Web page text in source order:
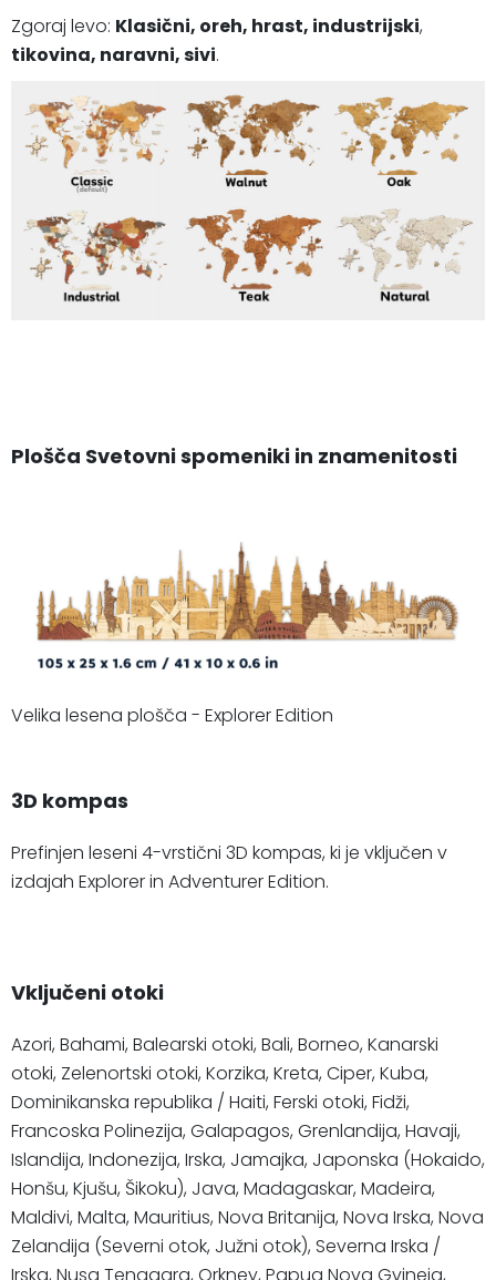
Zgoraj levo: Klasični, oreh, hrast, industrijski,
tikovina, naravni, sivi.
Plošča Svetovni spomeniki in znamenitosti
Velika lesena plošča - Explorer Edition
3D kompas
Prefinjen leseni 4-vrstični 3D kompas, ki je vključen v
izdajah Explorer in Adventurer Edition.
Vključeni otoki
Azori, Bahami, Balearski otoki, Bali, Borneo, Kanarski
otoki, Zelenortski otoki, Korzika, Kreta, Ciper, Kuba,
Dominikanska republika / Haiti, Ferski otoki, Fidži,
Francoska Polinezija, Galapagos, Grenlandija, Havaji,
Islandija, Indonezija, Irska, Jamajka, Japonska (Hokaido,
Honšu, Kjušu, Šikoku), Java, Madagaskar, Madeira,
Maldivi, Malta, Mauritius, Nova Britanija, Nova Irska, Nova
Zelandija (Severni otok, Južni otok), Severna Irska /